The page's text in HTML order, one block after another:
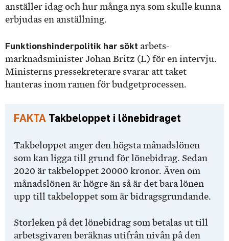
anställer idag och hur många nya som skulle kunna
erbjudas en anställning.
Funktionshinderpolitik har sökt arbets­
marknadsminister Johan Britz (L) för en intervju.
Ministerns pressekreterare svarar att taket
hanteras inom ramen för budgetprocessen.
Takbeloppet i lönebidraget
Takbeloppet anger den högsta månadslönen
som kan ligga till grund för lönebidrag. Sedan
2020 är takbeloppet 20000 kronor. Även om
månadslönen är högre än så är det bara lönen
upp till takbeloppet som är bidragsgrundande.
Storleken på det lönebidrag som betalas ut till
arbetsgivaren beräknas utifrån nivån på den